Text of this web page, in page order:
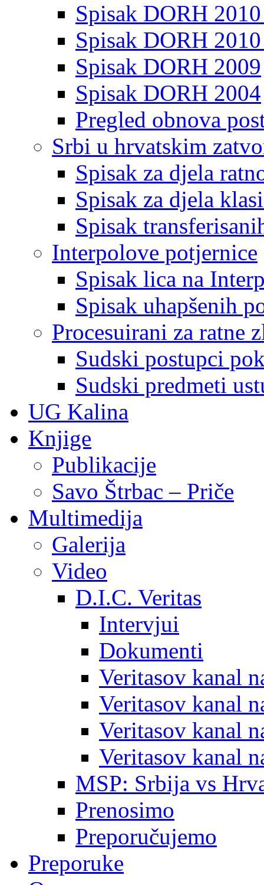
Spisak DORH
Spisak DORH
Spisak DORH 2009
Spisak DORH 2004
Pregled obnova
Srbi u hrvatskim
Spisak za djela
Spisak za djela
Spisak
Interpolove potjernice
Spisak lica na
Spisak uhapšenih
Procesuirani za ratne
Sudski postupci
Sudski predmeti
UG Kalina
Knjige
Publikacije
Savo Štrbac – Priče
Multimedija
Galerija
Video
D.I.C. Veritas
Intervjui
Dokumenti
Veritasov kanal
Veritasov kanal
Veritasov kanal
Veritasov kanal
MSP: Srbija vs
Prenosimo
Preporučujemo
Preporuke